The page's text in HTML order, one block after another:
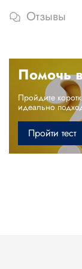
Отзывы
Помочь
Пройдите
идеально
Пройти тест